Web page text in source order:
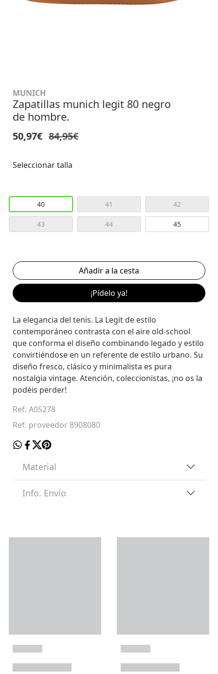
MUNICH
Zapatillas munich legit 80 negro
de hombre.
50,97€ 84,95€
Seleccionar talla
40 41 42
43 44 45
¡Pídelo ya!
La elegancia del tenis. La Legit de estilo
contemporáneo contrasta con el aire old-school
que conforma el diseño combinando legado y estilo
convirtiéndose en un referente de estilo urbano. Su
diseño fresco, clásico y minimalista es pura
nostalgia vintage. Atención, coleccionistas, ¡no os la
podéis perder!
Ref. A05278
Ref. proveedor 8908080
Material
Info. Envío